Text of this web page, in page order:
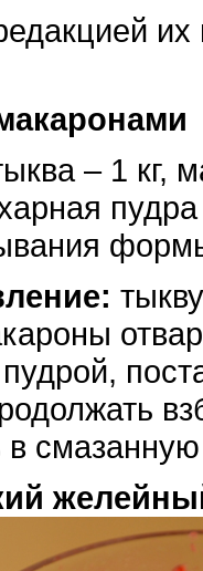
их
– 1 кг,
в